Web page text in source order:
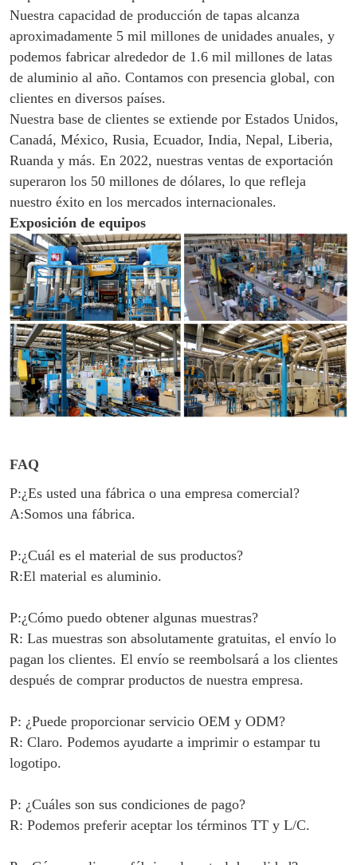
Nuestra capacidad de producción de tapas alcanza
aproximadamente 5 mil millones de unidades anuales, y
podemos fabricar alrededor de 1.6 mil millones de latas
de aluminio al año. Contamos con presencia global, con
clientes en diversos países.
Nuestra base de clientes se extiende por Estados Unidos,
Canadá, México, Rusia, Ecuador, India, Nepal, Liberia,
Ruanda y más. En 2022, nuestras ventas de exportación
superaron los 50 millones de dólares, lo que refleja
nuestro éxito en los mercados internacionales.
Exposición de equipos
FAQ
P:¿Es usted una fábrica o una empresa comercial?
A:Somos una fábrica.
P:¿Cuál es el material de sus productos?
R:El material es aluminio.
P:¿Cómo puedo obtener algunas muestras?
R: Las muestras son absolutamente gratuitas, el envío lo
pagan los clientes. El envío se reembolsará a los clientes
después de comprar productos de nuestra empresa.
P: ¿Puede proporcionar servicio OEM y ODM?
R: Claro. Podemos ayudarte a imprimir o estampar tu
logotipo.
P: ¿Cuáles son sus condiciones de pago?
R: Podemos preferir aceptar los términos TT y L/C.